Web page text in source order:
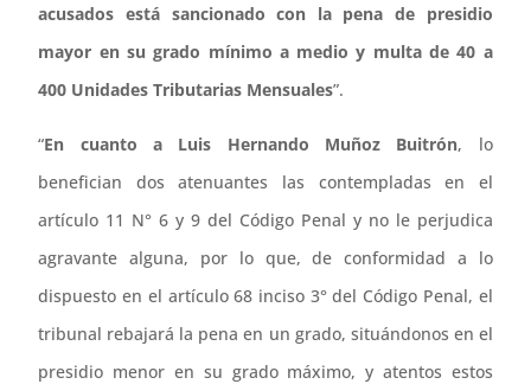
acusados está sancionado con la pena de presidio
mayor en su grado mínimo a medio y multa de 40 a
400 Unidades Tributarias Mensuales”.
“En cuanto a Luis Hernando Muñoz Buitrón, lo
benefician dos atenuantes las contempladas en el
artículo 11 N° 6 y 9 del Código Penal y no le perjudica
agravante alguna, por lo que, de conformidad a lo
dispuesto en el artículo 68 inciso 3° del Código Penal, el
tribunal rebajará la pena en un grado, situándonos en el
presidio menor en su grado máximo, y atentos estos